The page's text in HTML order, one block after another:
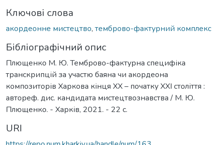
Ключові слова
акордеонне мистецтво, темброво-фактурний комплекс
Бібліографічний опис
Плющенко М. Ю. Темброво-фактурна специфіка
транскрипцій за участю баяна чи акордеона
композиторів Харкова кінця ХХ – початку ХХІ століття :
автореф. дис. кандидата мистецтвознавства / М. Ю.
Плющенко. - Харків, 2021. - 22 с.
URI